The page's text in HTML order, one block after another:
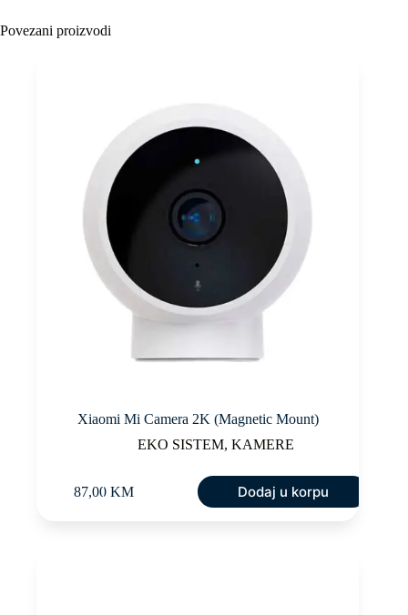
Povezani proizvodi
Xiaomi Mi Camera 2K (Magnetic Mount)
EKO SISTEM,KAMERE
87,00 KM Dodaj u korpu